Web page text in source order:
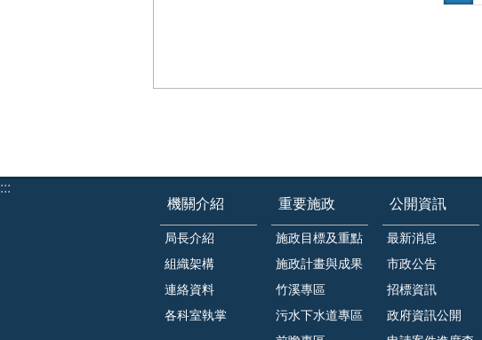
:::
機關介紹
局長介紹
組織架構
連絡資料
各科室執掌
重要施政
施政目標及重點
施政計畫與成果
竹溪專區
污水下水道專區
公開資訊
最新消息
市政公告
招標資訊
政府資訊公開